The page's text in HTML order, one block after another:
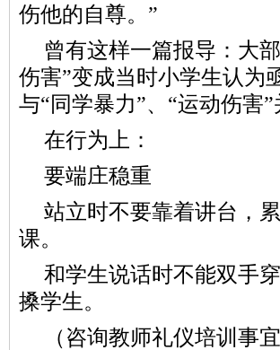
伤他的自尊。”
曾有这样一篇报导：大
伤害”变成当时小学生认为
与“同学暴力”、“运动伤害
在行为上：
要端庄稳重
站立时不要靠着讲台，
课。
和学生说话时不能双手
搡学生。
（咨询教师礼仪培训事